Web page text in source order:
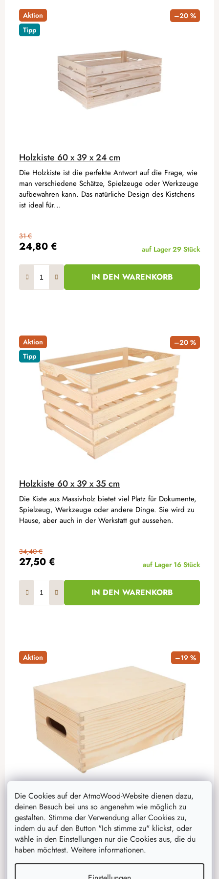
Die Cookies auf der AtmoWood-Website dienen dazu,
deinen Besuch bei uns so angenehm wie möglich zu
gestalten. Stimme der Verwendung aller Cookies zu,
indem du auf den Button "Ich stimme zu" klickst, oder
wähle in den Einstellungen nur die Cookies aus, die du
haben möchtest. Weitere informationen.
Aktion
Tipp
–20 %
Holzkiste 60 x 39 x 24 cm
24,80 €
31 €
auf Lager 29 Stück
IN DEN WARENKORB
Die Holzkiste ist die perfekte Antwort auf die Frage, wie
man verschiedene Schätze, Spielzeuge oder Werkzeuge
aufbewahren kann. Das natürliche Design des Kistchens
ist ideal für...
Aktion
Tipp
–20 %
Holzkiste 60 x 39 x 35 cm
27,50 €
34,40 €
auf Lager 16 Stück
IN DEN WARENKORB
Die Kiste aus Massivholz bietet viel Platz für Dokumente,
Spielzeug, Werkzeuge oder andere Dinge. Sie wird zu
Hause, aber auch in der Werkstatt gut aussehen.
Aktion –19 %
Holzbox mit Deckel 30 x 20 x 14 cm
Die Box mit Deckel ist ideal für kleines Kinderspielzeug,
Schmuck, Fotos oder andere Wertgegenstände.
Außerdem können Sie beim Dekorieren mit Ihren
Kindern kreative Momente...